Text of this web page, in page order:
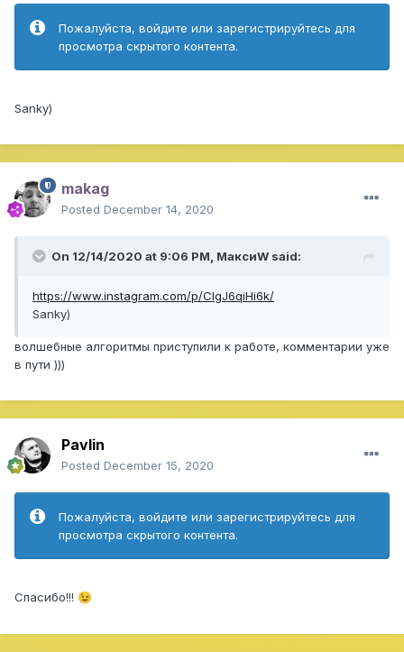
Пожалуйста, войдите или зарегистрируйтесь для
просмотра скрытого контента.
Sanky)
makag
Posted December 14, 2020
On 12/14/2020 at 9:06 PM, МаксиW said:
https://www.instagram.com/p/CIgJ6qiHi6k/
Sanky)
волшебные алгоритмы приступили к работе, комментарии уже
в пути )))
Pavlin
Posted December 15, 2020
Пожалуйста, войдите или зарегистрируйтесь для
просмотра скрытого контента.
Спасибо!!! 😉